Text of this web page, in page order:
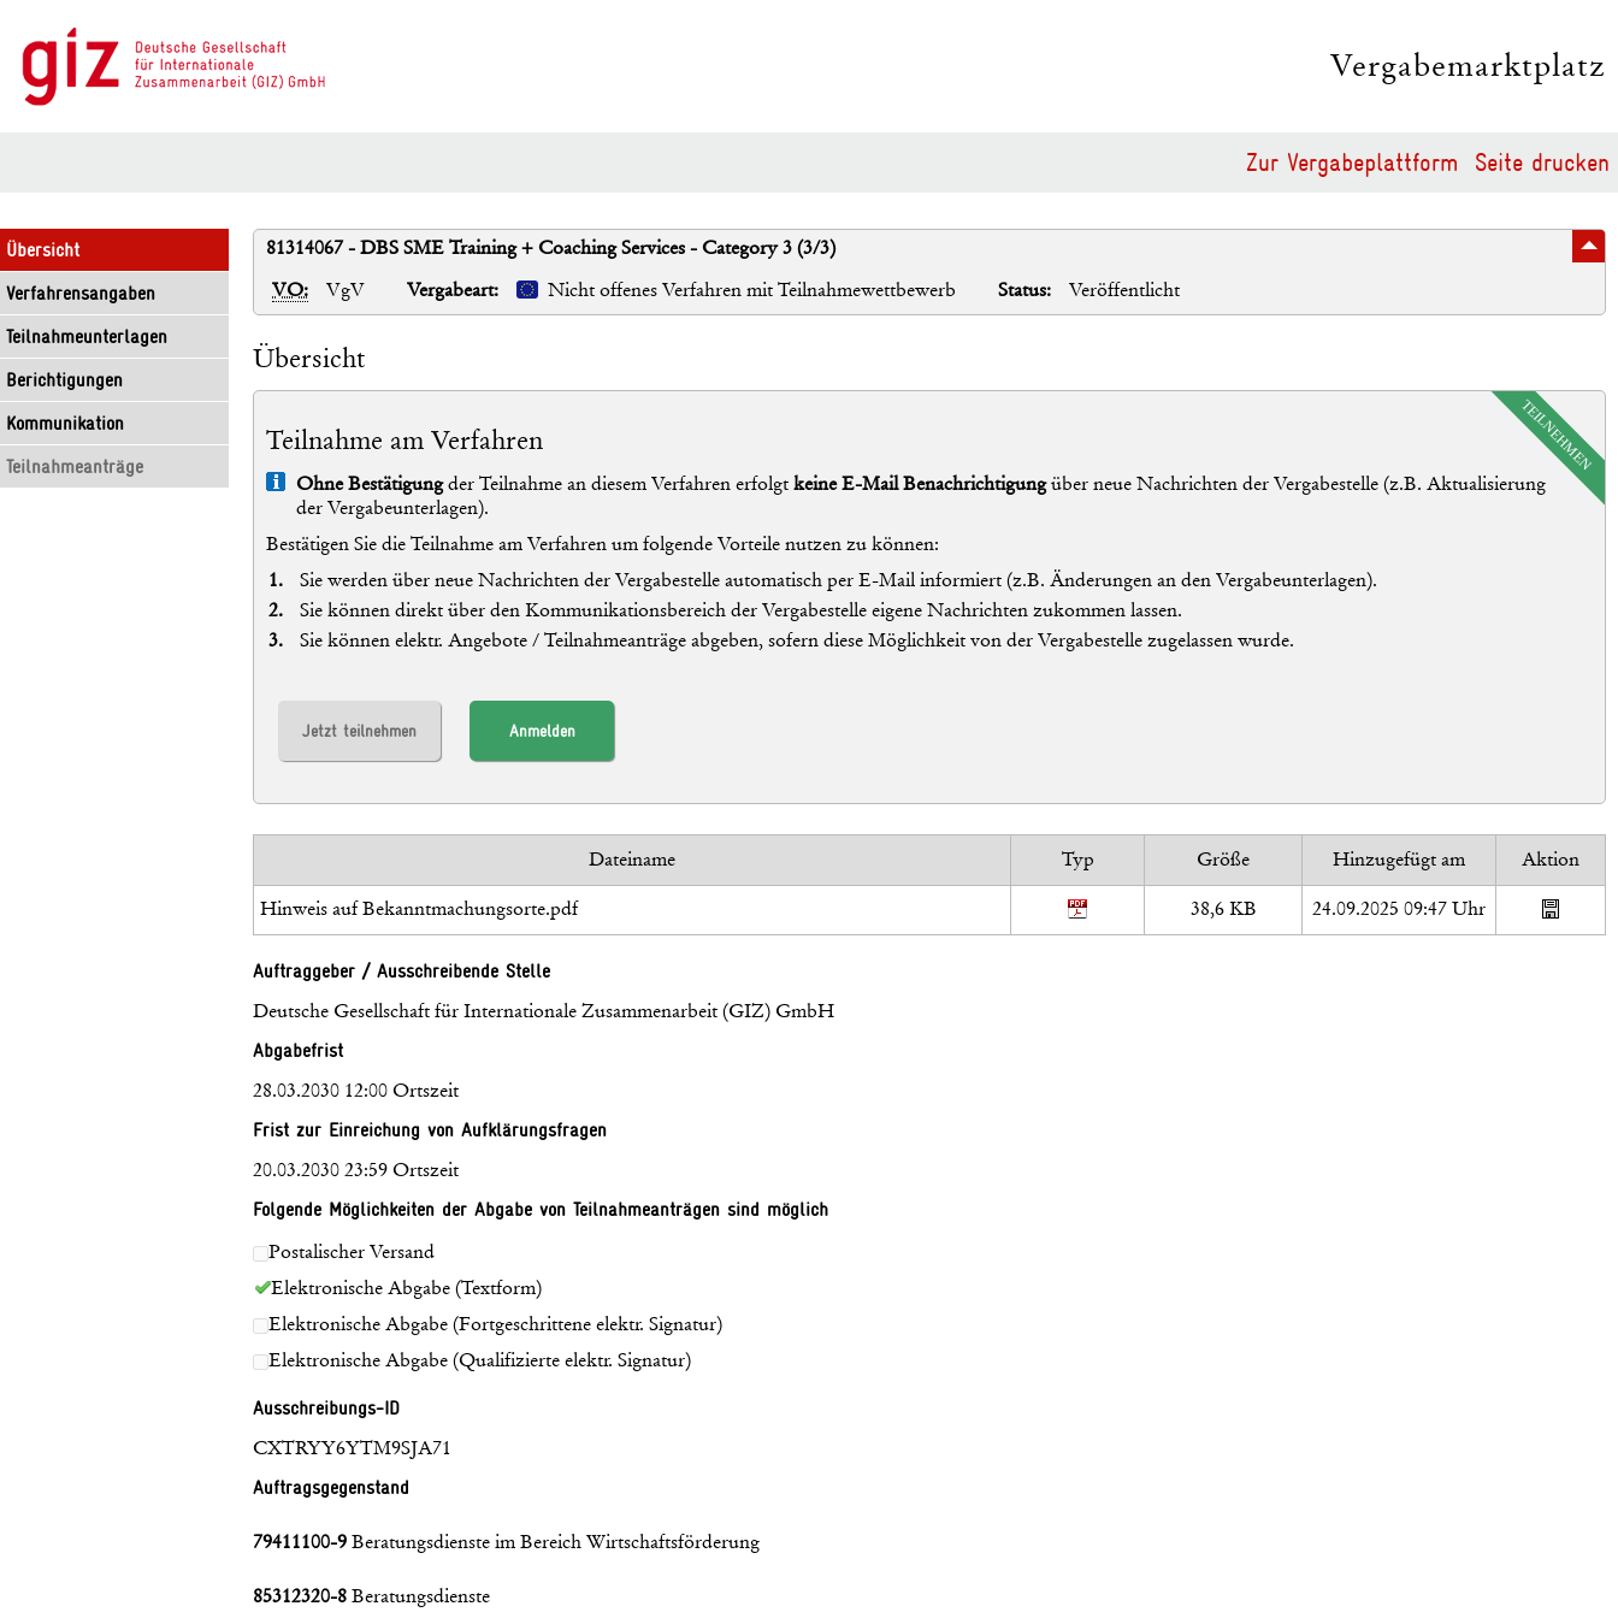
Vergabemarktplatz
Zur Vergabeplattform Seite drucken
Übersicht
Verfahrensangaben
Teilnahmeunterlagen
Berichtigungen
Kommunikation
Teilnahmeanträge
81314067 - DBS SME Training + Coaching Services - Category 3 (3/3)
VO:
VgV Vergabeart: Nicht offenes Verfahren mit Teilnahmewettbewerb Status: Veröffentlicht
Übersicht
TEILNEHMEN
Teilnahme am Verfahren
Info
Ohne Bestätigungder Teilnahme an diesem Verfahren erfolgt keine E-Mail Benachrichtigungüber neue Nachrichten der Vergabestelle (z.B. Aktualisierung
der Vergabeunterlagen).
Bestätigen Sie die Teilnahme am Verfahren um folgende Vorteile nutzen zu können:
Sie werden über neue Nachrichten der Vergabestelle automatisch per E-Mail informiert (z.B. Änderungen an den Vergabeunterlagen).
Sie können direkt über den Kommunikationsbereich der Vergabestelle eigene Nachrichten zukommen lassen.
Sie können elektr. Angebote / Teilnahmeanträge abgeben, sofern diese Möglichkeit von der Vergabestelle zugelassen wurde.
Jetzt teilnehmen Anmelden
Dateiname Typ Größe Hinzugefügt am Aktion
Hinweis auf Bekanntmachungsorte.pdf 38,6 KB 24.09.2025 09:47 Uhr
Auftraggeber / Ausschreibende Stelle
Deutsche Gesellschaft für Internationale Zusammenarbeit (GIZ) GmbH
Abgabefrist
28.03.2030 12:00 Ortszeit
Frist zur Einreichung von Aufklärungsfragen
20.03.2030 23:59 Ortszeit
Folgende Möglichkeiten der Abgabe von Teilnahmeanträgen sind möglich
Postalischer Versand
Elektronische Abgabe (Textform)
Elektronische Abgabe (Fortgeschrittene elektr. Signatur)
Elektronische Abgabe (Qualifizierte elektr. Signatur)
Ausschreibungs-ID
CXTRYY6YTM9SJA71
Auftragsgegenstand
79411100-9 Beratungsdienste im Bereich Wirtschaftsförderung
85312320-8 Beratungsdienste